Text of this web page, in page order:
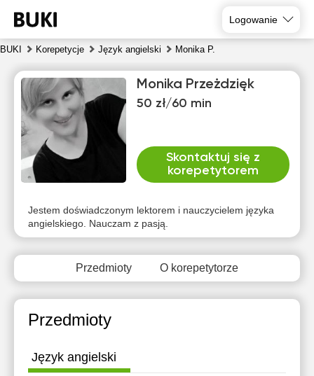
Logowanie
BUKI Korepetycje Język angielski Monika P.
Monika Przeżdzięk
50 zł/60 min
Skontaktuj się z
korepetytorem
Jestem doświadczonym lektorem i nauczycielem języka
angielskiego. Nauczam z pasją.
Przedmioty O korepetytorze
Przedmioty
Język angielski
6
7
8
9
10
Brak
dostępnych
Brak
dostępnych
terminów
Brak
dostępnych
terminów
Brak
dostępnych
terminów
Brak
dostępnych
terminów
Brak